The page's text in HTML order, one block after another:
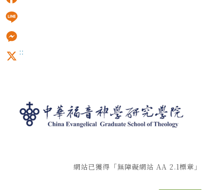
:::
網站已獲得「無障礙網站 AA 2.1標章」
Facebook
Line
Messenger